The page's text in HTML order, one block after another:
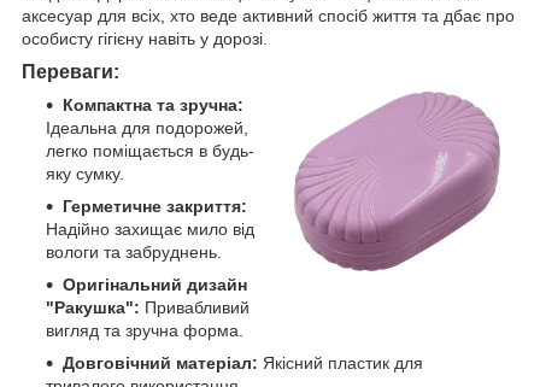
аксесуар для всіх, хто веде активний спосіб життя та дбає про
особисту гігієну навіть у дорозі.
Переваги:
Компактна та зручна:
Ідеальна для подорожей,
легко поміщається в будь-
яку сумку.
Герметичне закриття:
Надійно захищає мило від
вологи та забруднень.
Оригінальний дизайн
"Ракушка": Привабливий
вигляд та зручна форма.
Довговічний матеріал: Якісний пластик для